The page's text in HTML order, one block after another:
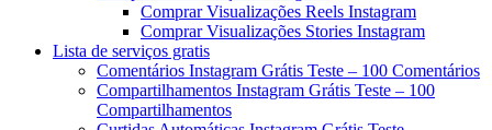
Comprar Visualizações Reels Instagram
Comprar Visualizações Stories Instagram
Lista de serviços gratis
Comentários Instagram Grátis Teste – 100 Comentários
Compartilhamentos Instagram Grátis Teste – 100
Compartilhamentos